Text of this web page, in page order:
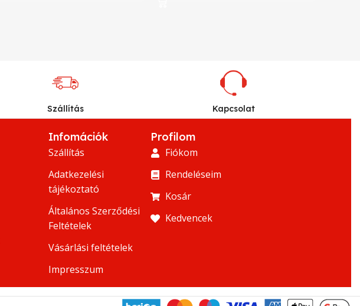
Szállítás Kapcsolat
Infomációk
Szállítás
Adatkezelési
tájékoztató
Általános Szerződési
Feltételek
Vásárlási feltételek
Impresszum
Profilom
Fiókom
Rendeléseim
Kosár
Kedvencek